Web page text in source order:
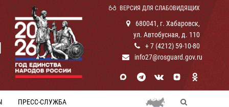
ВЕРСИЯ ДЛЯ СЛАБОВИДЯЩИХ
680041, г. Хабаровск,
ул. Автобусная, д. 110
+ 7 (4212) 59-10-80
info27@rosguard.gov.ru
ПРЕСС-СЛУЖБА